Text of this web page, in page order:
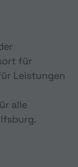
für
Leistungen
alle